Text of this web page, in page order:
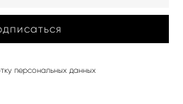
персональных данных